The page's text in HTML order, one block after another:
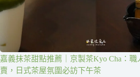
嘉義抹茶甜點推薦｜京製茶Kyo Cha：職
賣，日式茶屋氛圍必訪下午茶